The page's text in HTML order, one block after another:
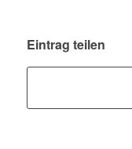
Eintrag teilen